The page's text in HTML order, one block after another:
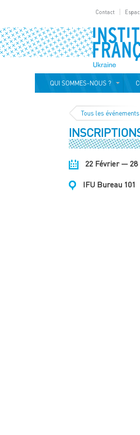
Contact
QUI SOMMES-NOUS ?
Tous les événements
22 Février — 28
IFU Bureau 101